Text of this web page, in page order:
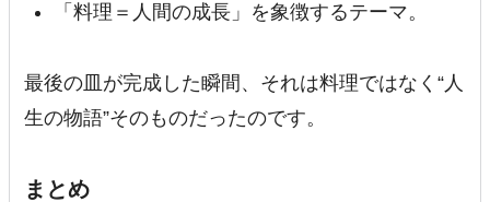
「料理＝人間の成長」を象徴するテーマ。
最後の皿が完成した瞬間、それは料理ではなく“人
生の物語”そのものだったのです。
まとめ